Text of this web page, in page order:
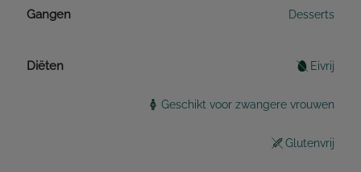
Gangen Desserts
Diëten Eivrij
Geschikt voor zwangere vrouwen
Glutenvrij